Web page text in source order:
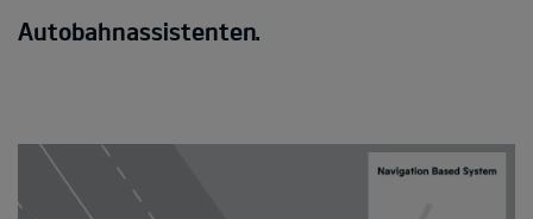
Autobahnassistenten.